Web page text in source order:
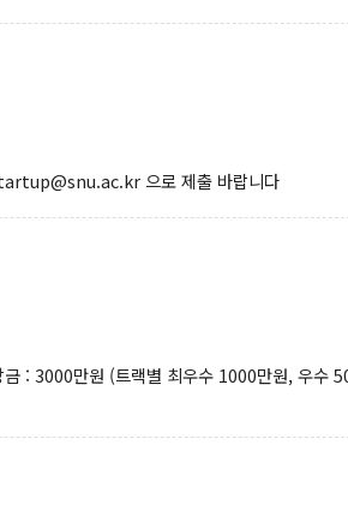
으로 제출 바랍니다
: 3000만원 (트랙별 최우수 1000만원, 우수